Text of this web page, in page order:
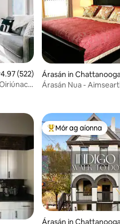
4.97 as 5, 522 léirmheas
4.97 (522)
Árasán in
Árasán Nua -
An-mhór ag aíonna
Mór ag aíonna
Árasán in